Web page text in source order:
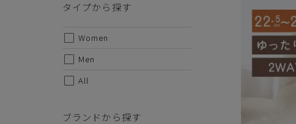
(当社規定の
・サイズ感
S-23.0cm
こちらの商
KL00304と
タイプから探す
Women
Men
All
ブランドから探す